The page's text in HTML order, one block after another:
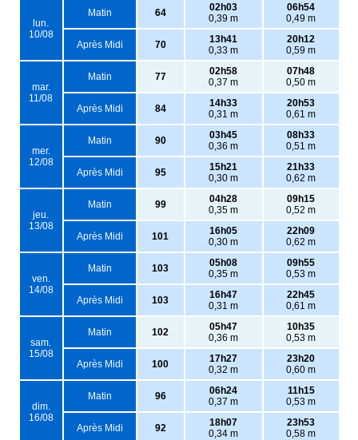
lun.
10/08
Matin 64
02h03
0,39 m
06h54
0,49 m
Après Midi 70
13h41
0,33 m
20h12
0,59 m
mar.
11/08
Matin 77
02h58
0,37 m
07h48
0,50 m
Après Midi 84
14h33
0,31 m
20h53
0,61 m
mer.
12/08
Matin 90
03h45
0,36 m
08h33
0,51 m
Après Midi 95
15h21
0,30 m
21h33
0,62 m
jeu.
13/08
Matin 99
04h28
0,35 m
09h15
0,52 m
Après Midi 101
16h05
0,30 m
22h09
0,62 m
ven.
14/08
Matin 103
05h08
0,35 m
09h55
0,53 m
Après Midi 103
16h47
0,31 m
22h45
0,61 m
sam.
15/08
Matin 102
05h47
0,36 m
10h35
0,53 m
Après Midi 100
17h27
0,32 m
23h20
0,60 m
dim.
16/08
Matin 96
06h24
0,37 m
11h15
0,53 m
Après Midi 92
18h07
0,34 m
23h53
0,58 m